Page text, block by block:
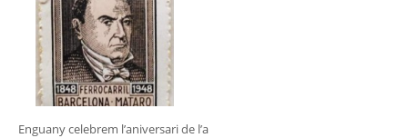
Enguany celebrem l’aniversari de l’a